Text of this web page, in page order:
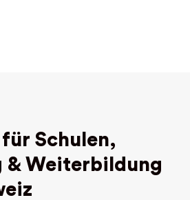
Schulen,
& Weiterbildung